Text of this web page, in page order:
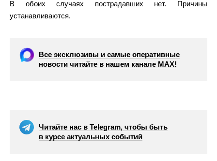
В обоих случаях пострадавших нет. Причины
устанавливаются.
Все эксклюзивы и самые оперативные
новости читайте в нашем канале МАХ!
Читайте нас в Telegram, чтобы быть
в курсе актуальных событий